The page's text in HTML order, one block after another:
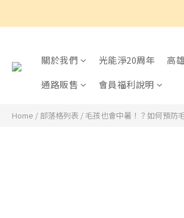
關於我們 光能淨20周年 高
通路販售
會員福利說明
Home / 部落格列表 /毛孩也會中暑！？如何預防